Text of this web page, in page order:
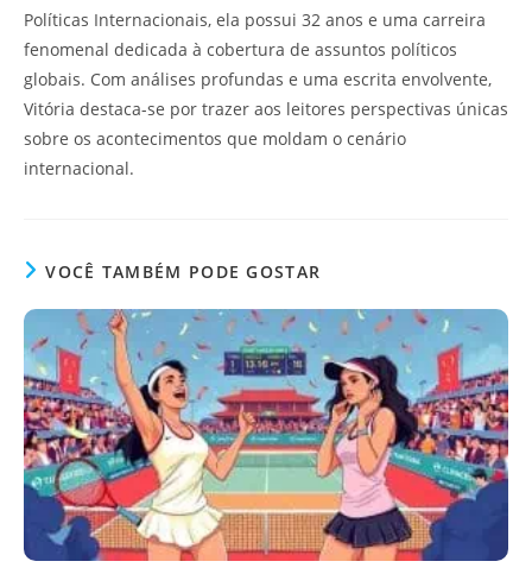
Políticas Internacionais, ela possui 32 anos e uma carreira
fenomenal dedicada à cobertura de assuntos políticos
globais. Com análises profundas e uma escrita envolvente,
Vitória destaca-se por trazer aos leitores perspectivas únicas
sobre os acontecimentos que moldam o cenário
internacional.
VOCÊ TAMBÉM PODE GOSTAR